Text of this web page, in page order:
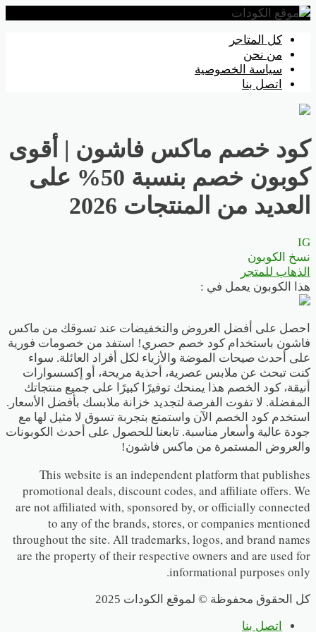
تخطي
المحتوى
كل المتاجر
من نحن
سياسة الخصوصية
اتصل بنا
كود خصم ماكس فاشون | أقوى
كوبون خصم بنسبة 50% على
العديد من المنتجات 2026
IG
نسخ الكوبون
الذهاب للمتجر
هذا الكوبون يعمل في :
احصل على أفضل العروض والتخفيضات عند تسوقك من ماكس
فاشون باستخدام كود خصم حصري! استفد من خصومات فورية
على أحدث صيحات الموضة والأزياء لكل أفراد العائلة. سواء
كنت تبحث عن ملابس عصرية، أحذية مريحة، أو إكسسوارات
أنيقة، كود الخصم هذا يمنحك توفيرًا كبيرًا على جميع منتجاتك
المفضلة. لا تفوت الفرصة لتجديد خزانة ملابسك بأفضل الأسعار.
استخدم كود الخصم الآن واستمتع بتجربة تسوق لا مثيل لها مع
جودة عالية وأسعار مناسبة. تابعنا للحصول على أحدث الكوبونات
والعروض المستمرة من ماكس فاشون!
This website is an independent platform that publishes
promotional deals, discount codes, and affiliate offers. We
are not affiliated with, sponsored by, or officially connected
to any of the brands, stores, or companies mentioned
throughout the site. All trademarks, logos, and brand names
are the property of their respective owners and are used for
informational purposes only.
كل الحقوق محفوظة © لموقع الكودات 2025
اتصل بنا